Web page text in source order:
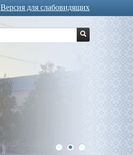
Версия для слабовидящих
1 2 3